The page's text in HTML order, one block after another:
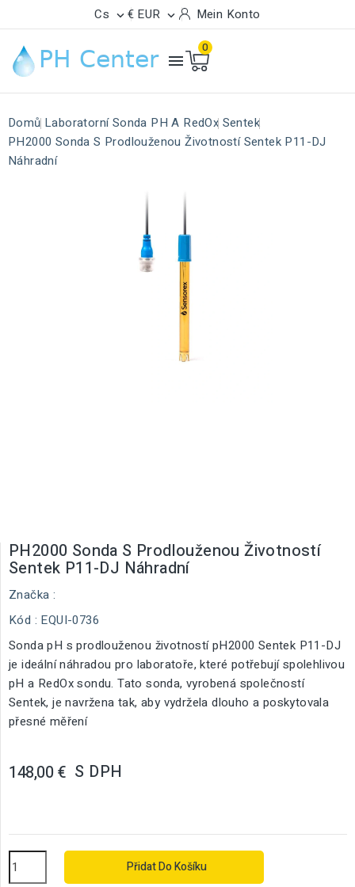
Cs  € EUR  Mein Konto

0
Domů Laboratorní Sonda PH A RedOx Sentek
PH2000 Sonda S Prodlouženou Životností Sentek P11-DJ
Náhradní
PH2000 Sonda S Prodlouženou Životností
Sentek P11-DJ Náhradní
Značka :
Kód : EQUI-0736
Sonda pH s prodlouženou životností pH2000 Sentek P11-DJ
je ideální náhradou pro laboratoře, které potřebují spolehlivou
pH a RedOx sondu. Tato sonda, vyrobená společností
Sentek, je navržena tak, aby vydržela dlouho a poskytovala
přesné měření
148,00 € S DPH
Přidat Do Košíku